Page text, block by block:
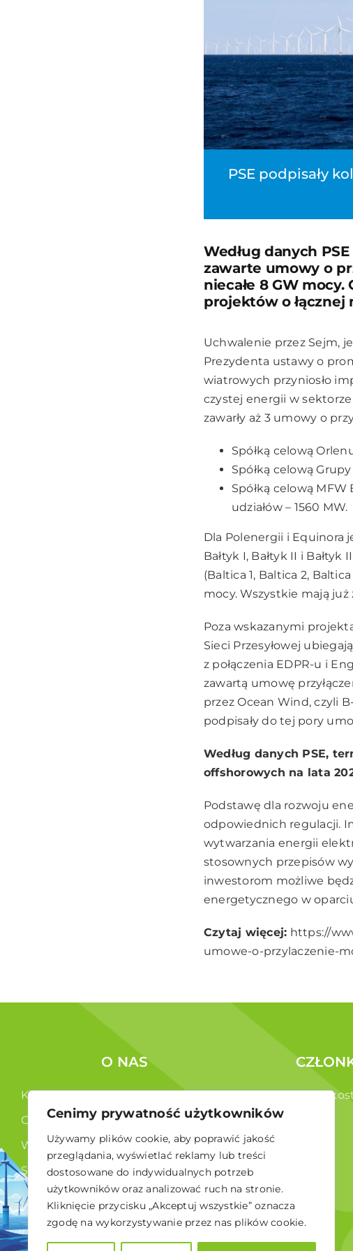
Cenimy prywatność użytkowników
Używamy plików cookie, aby poprawić jakość
przeglądania, wyświetlać reklamy lub treści
dostosowane do indywidualnych potrzeb
użytkowników oraz analizować ruch na stronie.
Kliknięcie przycisku „Akceptuj wszystkie” oznacza
zgodę na wykorzystywanie przez nas plików cookie.
PSE podpisały
Według danych
zawarte umowy o
niecałe 8 GW
projektów o łącznej
Uchwalenie przez Sejm,
Prezydenta ustawy o
wiatrowych przyniosło
czystej energii w
zawarły aż 3 umowy o
Spółką celową
Spółką celową
Spółką celową
udziałów – 1560 MW.
Dla Polenergii i Equinora
Bałtyk I, Bałtyk II i
(Baltica 1, Baltica 2,
mocy. Wszystkie mają
Poza wskazanymi
Sieci Przesyłowej
z połączenia EDPR-u i
zawartą umowę
przez Ocean Wind, czyli
podpisały do tej pory
Według danych PSE,
offshorowych na lata
Podstawę dla rozwoju
odpowiednich regulacji.
wytwarzania energii
stosownych przepisów
inwestorom możliwe
energetycznego w
Czytaj więcej: https://
umowe-o-przylaczenie-
O NAS
Kim jesteśmy ?
Co robimy ?
Władze
Statut
RODO
Korzyści
Członkowie